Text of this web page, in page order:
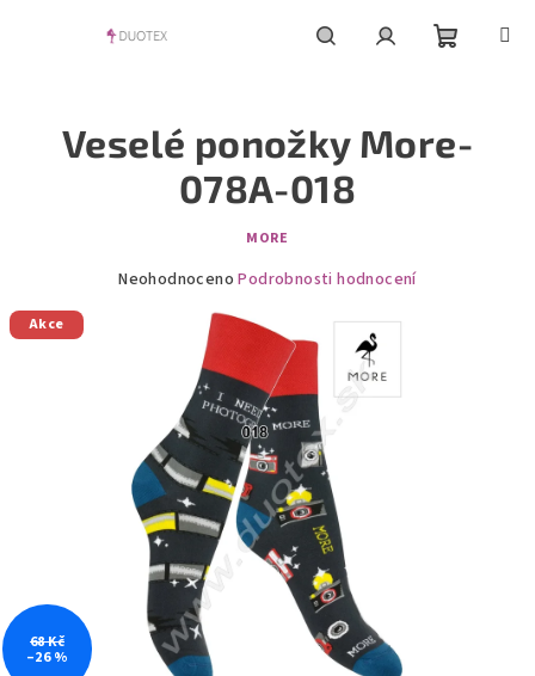
košík
Veselé ponožky More-
078A-018
MORE
Průměrné
hvězdiček.
Neohodnoceno Podrobnosti hodnocení
Akce
68 Kč
–26 %